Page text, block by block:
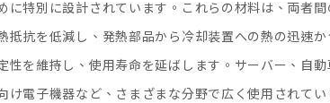
に特別に設計されています。これらの材料は、両者間
抵抗を低減し、発熱部品から冷却装置への熱の迅速か
性を維持し、使用寿命を延ばします。サーバー、自
け電子機器など、さまざまな分野で広く使用されてい